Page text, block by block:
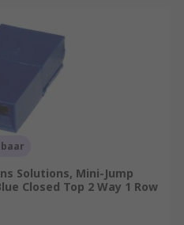
Solutions, Mini-Jump
Closed Top 2 Way 1 Row